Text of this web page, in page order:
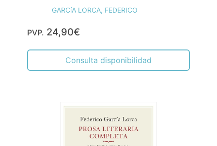
GARCíA LORCA, FEDERICO
PVP. 24,90€
Consulta disponibilidad